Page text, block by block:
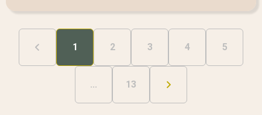
1 2 3 4 5
... 13